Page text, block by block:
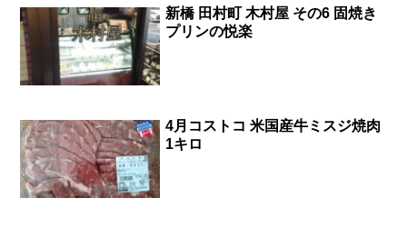
新橋 田村町 木村屋 その6 固焼き
プリンの悦楽
4月コストコ 米国産牛ミスジ焼肉
1キロ